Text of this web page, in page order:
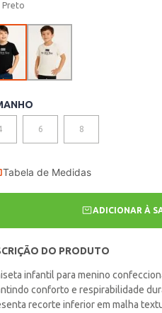
Preto
6 8
Tabela de Medidas
ADICIONAR À
DO PRODUTO
infantil para menino
conforto e respirabilidade
recorte inferior em malha